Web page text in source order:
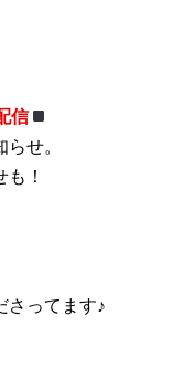
信
せ。
！
さってます♪